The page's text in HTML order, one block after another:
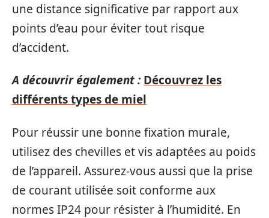
une distance significative par rapport aux
points d’eau pour éviter tout risque
d’accident.
A découvrir également : Découvrez les
différents types de miel
Pour réussir une bonne fixation murale,
utilisez des chevilles et vis adaptées au poids
de l’appareil. Assurez-vous aussi que la prise
de courant utilisée soit conforme aux
normes IP24 pour résister à l’humidité. En